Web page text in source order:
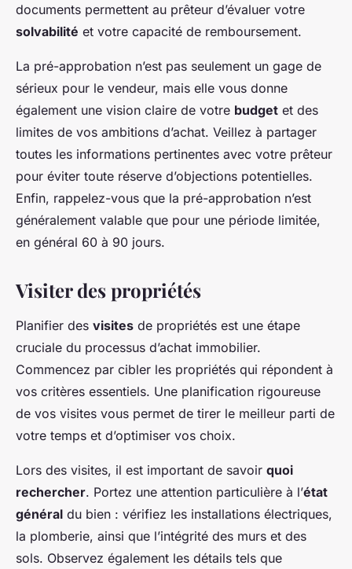
documents permettent au prêteur d’évaluer votre
solvabilité et votre capacité de remboursement.
La pré-approbation n’est pas seulement un gage de
sérieux pour le vendeur, mais elle vous donne
également une vision claire de votre budget et des
limites de vos ambitions d’achat. Veillez à partager
toutes les informations pertinentes avec votre prêteur
pour éviter toute réserve d’objections potentielles.
Enfin, rappelez-vous que la pré-approbation n’est
généralement valable que pour une période limitée,
en général 60 à 90 jours.
Visiter des propriétés
Planifier des visites de propriétés est une étape
cruciale du processus d’achat immobilier.
Commencez par cibler les propriétés qui répondent à
vos critères essentiels. Une planification rigoureuse
de vos visites vous permet de tirer le meilleur parti de
votre temps et d’optimiser vos choix.
Lors des visites, il est important de savoir quoi
rechercher. Portez une attention particulière à l’état
général du bien : vérifiez les installations électriques,
la plomberie, ainsi que l’intégrité des murs et des
sols. Observez également les détails tels que